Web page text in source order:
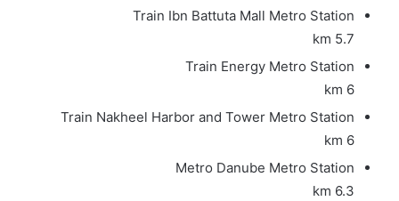
Train Ibn Battuta Mall Metro Station
5.7 km
Train Energy Metro Station
6 km
Train Nakheel Harbor and Tower Metro Station
6 km
Metro Danube Metro Station
6.3 km